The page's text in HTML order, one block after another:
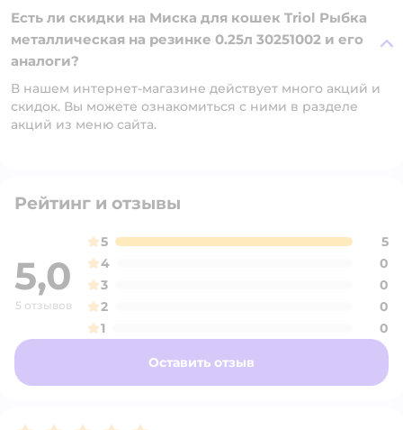
Есть ли скидки на Миска для кошек Triol Рыбка
металлическая на резинке 0.25л 30251002 и его
аналоги?
В нашем интернет-магазине действует много акций и
скидок. Вы можете ознакомиться с ними в разделе
акций из меню сайта.
Рейтинг и отзывы
5,0
5 отзывов
5
5
4
0
3
0
2
0
1
0
Оставить отзыв